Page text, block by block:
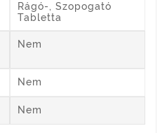
Rágó-, Szopogató
Tabletta
Nem
Nem
Nem